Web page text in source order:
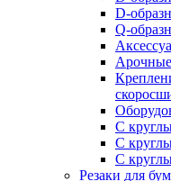
D-
Q-
С
С
С
Резаки для